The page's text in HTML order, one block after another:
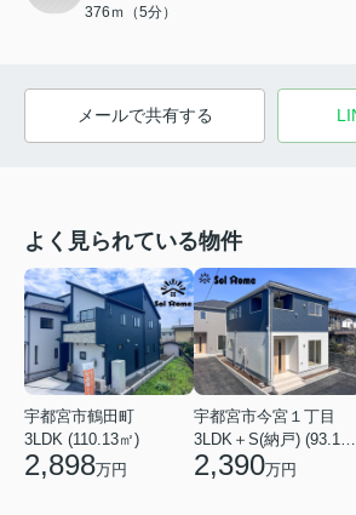
376ｍ（5分）
メールで共有する
よく見られている物件
宇都宮市鶴田町
3LDK (110.13㎡)
2,898万円
宇都宮市今宮１丁目
3LDK＋S(納戸) (93.14㎡)
2,390万円